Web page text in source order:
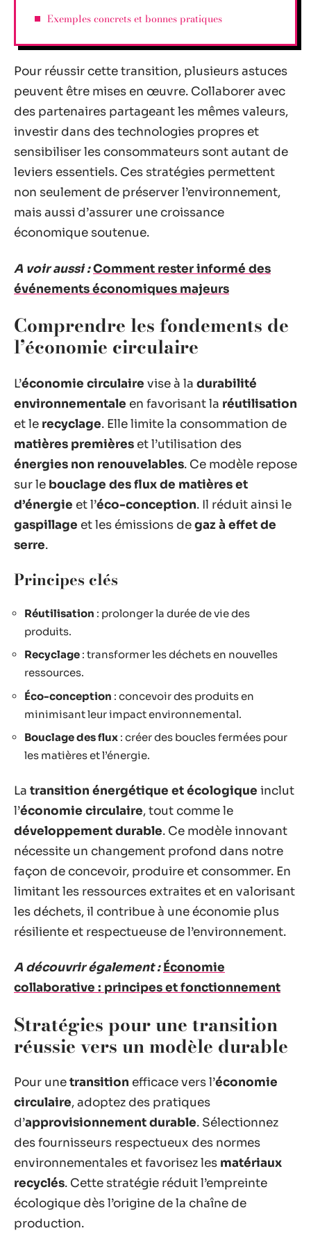
Exemples concrets et bonnes pratiques
Pour réussir cette transition, plusieurs astuces
peuvent être mises en œuvre. Collaborer avec
des partenaires partageant les mêmes valeurs,
investir dans des technologies propres et
sensibiliser les consommateurs sont autant de
leviers essentiels. Ces stratégies permettent
non seulement de préserver l’environnement,
mais aussi d’assurer une croissance
économique soutenue.
A voir aussi :Comment rester informé des
événements économiques majeurs
Comprendre les fondements de
l’économie circulaire
L’économie circulaire vise à la durabilité
environnementale en favorisant la réutilisation
et le recyclage. Elle limite la consommation de
matières premières et l’utilisation des
énergies non renouvelables. Ce modèle repose
sur le bouclage des flux de matières et
d’énergie et l’éco-conception. Il réduit ainsi le
gaspillage et les émissions degaz à effet de
serre.
Principes clés
Réutilisation : prolonger la durée de vie des
produits.
Recyclage : transformer les déchets en nouvelles
ressources.
Éco-conception : concevoir des produits en
minimisant leur impact environnemental.
Bouclage des flux : créer des boucles fermées pour
les matières et l’énergie.
La transition énergétique et écologique inclut
l’économie circulaire, tout comme le
développement durable. Ce modèle innovant
nécessite un changement profond dans notre
façon de concevoir, produire et consommer. En
limitant les ressources extraites et en valorisant
les déchets, il contribue à une économie plus
résiliente et respectueuse de l’environnement.
A découvrir également : Économie
collaborative : principes et fonctionnement
Stratégies pour une transition
réussie vers un modèle durable
Pour unetransition efficace vers l’économie
circulaire, adoptez des pratiques
d’approvisionnement durable. Sélectionnez
des fournisseurs respectueux des normes
environnementales et favorisez les matériaux
recyclés. Cette stratégie réduit l’empreinte
écologique dès l’origine de la chaîne de
production.